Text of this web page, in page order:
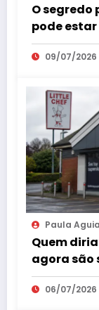
O
pode estar
09/07/2026
Paula
Quem
agora são
06/07/2026